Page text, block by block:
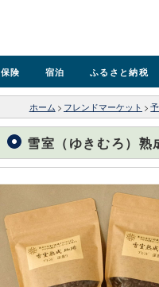
保険 宿泊 ふるさと納税
ホーム > フレンドマーケット >
雪室（ゆきむろ）